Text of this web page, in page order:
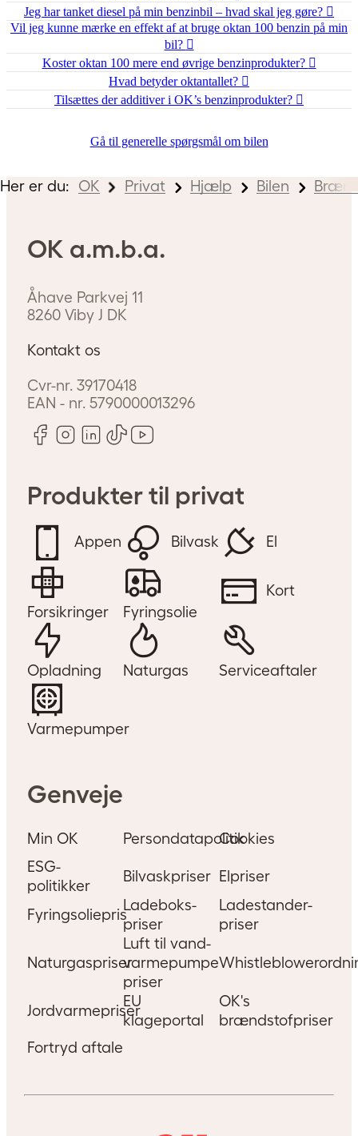
Jeg har tanket diesel på min benzinbil – hvad skal jeg gøre?
Vil jeg kunne mærke en effekt af at bruge oktan 100 benzin på min
bil?
Koster oktan 100 mere end øvrige benzinprodukter?
Hvad betyder oktantallet?
Tilsættes der additiver i OK’s benzinprodukter?
Gå til generelle spørgsmål om bilen
Her er du: OK Privat Hjælp Bilen
OK a.m.b.a.
Åhave Parkvej 11
8260 Viby J DK
Kontakt os
Cvr-nr. 39170418
EAN - nr.5790000013296
Produkter til privat
Appen Bilvask El
Forsikringer Fyringsolie
Kort
Opladning Naturgas Serviceaftaler
Varmepumper
Genveje
Min OK PersondatapolitikCookies
ESG-
politikker
Bilvaskpriser Elpriser
Fyringsoliepris
Ladeboks-
priser
Ladestander-
priser
Naturgaspriser
Luft til vand-
varmepumpe
priser
Jordvarmepriser
EU
klageportal
OK's
brændstofpriser
Fortryd aftale